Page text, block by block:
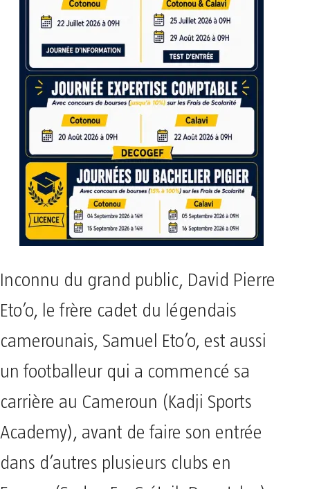
Inconnu du grand public, David Pierre
Eto’o, le frère cadet du légendais
camerounais, Samuel Eto’o, est aussi
un footballeur qui a commencé sa
carrière au Cameroun (Kadji Sports
Academy), avant de faire son entrée
dans d’autres plusieurs clubs en